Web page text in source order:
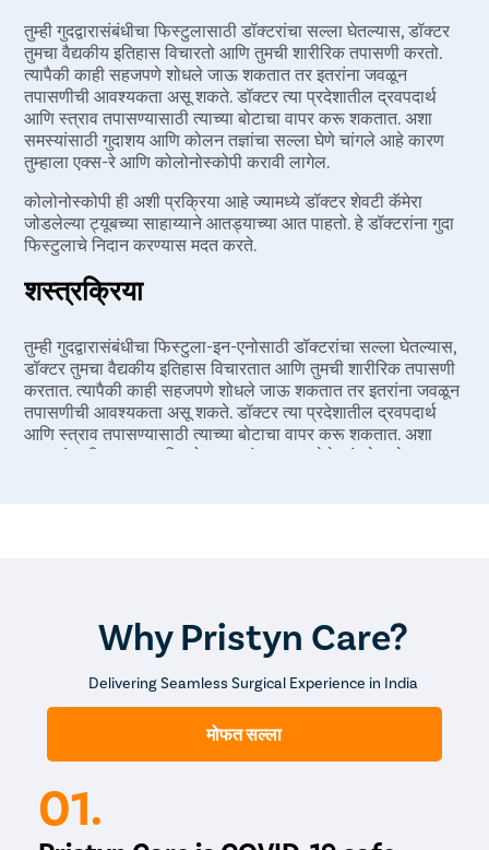
तुम्ही गुदद्वारासंबंधीचा फिस्टुलासाठी डॉक्टरांचा सल्ला घेतल्यास, डॉक्टर
तुमचा वैद्यकीय इतिहास विचारतो आणि तुमची शारीरिक तपासणी करतो.
त्यापैकी काही सहजपणे शोधले जाऊ शकतात तर इतरांना जवळून
तपासणीची आवश्यकता असू शकते. डॉक्टर त्या प्रदेशातील द्रवपदार्थ
आणि स्त्राव तपासण्यासाठी त्याच्या बोटाचा वापर करू शकतात. अशा
समस्यांसाठी गुदाशय आणि कोलन तज्ञांचा सल्ला घेणे चांगले आहे कारण
तुम्हाला एक्स-रे आणि कोलोनोस्कोपी करावी लागेल.
कोलोनोस्कोपी ही अशी प्रक्रिया आहे ज्यामध्ये डॉक्टर शेवटी कॅमेरा
जोडलेल्या ट्यूबच्या साहाय्याने आतड्याच्या आत पाहतो. हे डॉक्टरांना गुदा
फिस्टुलाचे निदान करण्यास मदत करते.
शस्त्रक्रिया
तुम्ही गुदद्वारासंबंधीचा फिस्टुला-इन-एनोसाठी डॉक्टरांचा सल्ला घेतल्यास,
डॉक्टर तुमचा वैद्यकीय इतिहास विचारतात आणि तुमची शारीरिक तपासणी
करतात. त्यापैकी काही सहजपणे शोधले जाऊ शकतात तर इतरांना जवळून
तपासणीची आवश्यकता असू शकते. डॉक्टर त्या प्रदेशातील द्रवपदार्थ
आणि स्त्राव तपासण्यासाठी त्याच्या बोटाचा वापर करू शकतात. अशा
समस्यांसाठी गुदाशय आणि कोलन तज्ञांचा सल्ला घेणे चांगले आहे कारण
त्यामुळे, फिस्टुलावर उपचार करण्यासाठी शस्त्रक्रिया महत्त्वाची आहे.
फिस्टुलासाठी लेझर शस्त्रक्रिया ही कमीत कमी आक्रमक प्रक्रिया
आहे. सर्जन फिस्टुला ट्रॅक्टमध्ये लेसर प्रोब घालतो, लेसर फिस्टुला टिश्यू
नष्ट करतो आणि ट्रॅक्ट बंद करतो. उपचार ही 30-40 मिनिटांची प्रक्रिया
आहे. शिवाय, पुनर्प्राप्तीचा कालावधी देखील पारंपारिक शस्त्रक्रिया
Why Pristyn Care?
Delivering Seamless Surgical Experience in India
मोफत सल्ला
01.